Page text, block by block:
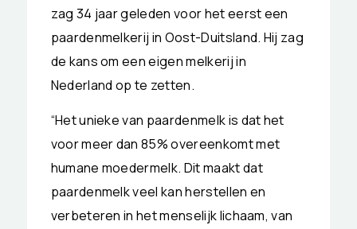
zag 34 jaar geleden voor het eerst een
paardenmelkerij in Oost-Duitsland. Hij zag
de kans om een eigen melkerij in
Nederland op te zetten.
“Het unieke van paardenmelk is dat het
voor meer dan 85% overeenkomt met
humane moedermelk. Dit maakt dat
paardenmelk veel kan herstellen en
verbeteren in het menselijk lichaam, van